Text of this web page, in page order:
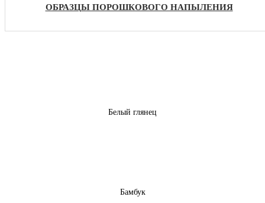
ОБРАЗЦЫ ПОРОШКОВОГО НАПЫЛЕНИЯ
Бамбук
Белый глянец